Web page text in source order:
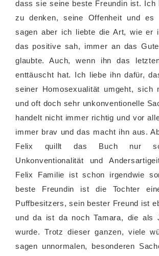
dass sie seine beste Freundin ist. Ich
zu denken, seine Offenheit und
sagen aber ich liebte die Art, wie er
das positive sah, immer an das
glaubte. Auch, wenn ihn das
enttäuscht hat. Ich liebe ihn dafür,
seiner Homosexualität umgeht, sich
und oft doch sehr unkonventionelle
handelt nicht immer richtig und vor
immer brav und das macht ihn aus.
Felix quillt das Buch nur
Unkonventionalität und
Felix Familie ist schon irgendwie
beste Freundin ist die Tochter
Puffbesitzers, sein bester Freund ist
und da ist da noch Tamara, die als
wurde. Trotz dieser ganzen, viele
sagen unnormalen, besonderen